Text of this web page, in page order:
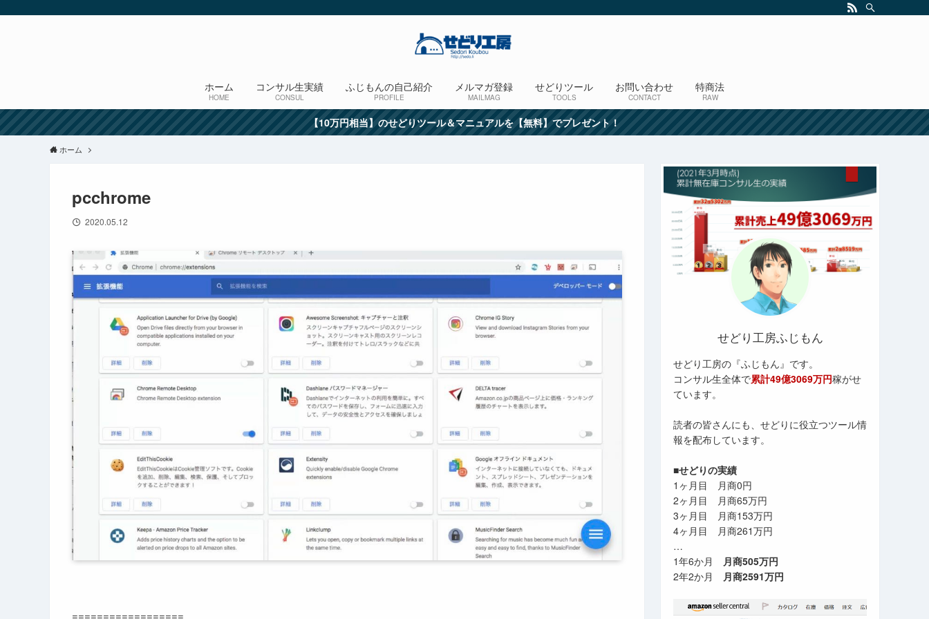
ホーム
HOME
コンサル生実績
CONSUL
ふじもんの自己紹介
PROFILE
メルマガ登録
MAILMAG
せどりツール
TOOLS
お問い合わせ
CONTACT
特商法
RAW
【10万円相当】のせどりツール＆マニュアルを【無料】でプレゼント！
ホーム
pcchrome
2020.05.12
==================
せどり工房ふじもん
せどり工房の『ふじもん』です。
コンサル生全体で累計49億3069万円稼がせ
ています。
読者の皆さんにも、せどりに役立つツール情
報を配布しています。
■せどりの実績
1ヶ月目 月商0円
2ヶ月目 月商65万円
3ヶ月目 月商153万円
4ヶ月目 月商261万円
…
1年6か月 月商505万円
2年2か月 月商2591万円